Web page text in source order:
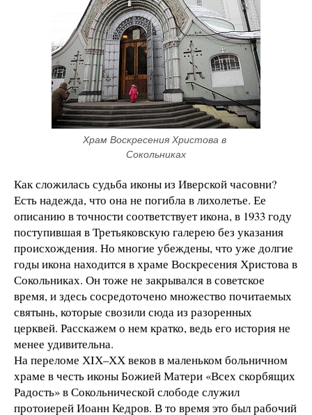
Храм Воскресения Христова в
Сокольниках
Как сложилась судьба иконы из Иверской часовни?
Есть надежда, что она не погибла в лихолетье. Ее
описанию в точности соответствует икона, в 1933 году
поступившая в Третьяковскую галерею без указания
происхождения. Но многие убеждены, что уже долгие
годы икона находится в храме Воскресения Христова в
Сокольниках. Он тоже не закрывался в советское
время, и здесь сосредоточено множество почитаемых
святынь, которые свозили сюда из разоренных
церквей. Расскажем о нем кратко, ведь его история не
менее удивительна.
На переломе ХIХ–ХХ веков в маленьком больничном
храме в честь иконы Божией Матери «Всех скорбящих
Радость» в Сокольнической слободе служил
протоиерей Иоанн Кедров. В то время это был рабочий